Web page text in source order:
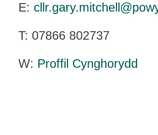
E:
T: 07866 802737
W: Proffil Cynghorydd